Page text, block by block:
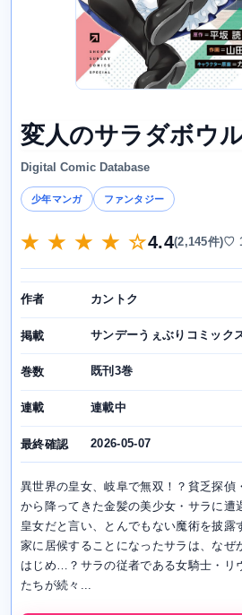
変人のサラダボウ
Digital Comic Database
少年マンガ ファンタジー
★ ★ ★ ★ ☆4.4(2,145件)♡
作者 カントク
掲載 サンデーうぇぶりコミック
巻数 既刊3巻
連載 連載中
最終確認 2026-05-07
異世界の皇女、岐阜で無双！？貧乏探偵
から降ってきた金髪の美少女・サラに遭
皇女だと言い、とんでもない魔術を披露
家に居候することになったサラは、なぜ
はじめ…？サラの従者である女騎士・リ
たちが続々...